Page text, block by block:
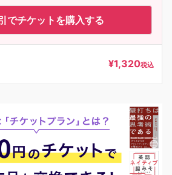
でチケットを購入する
¥1,320税込